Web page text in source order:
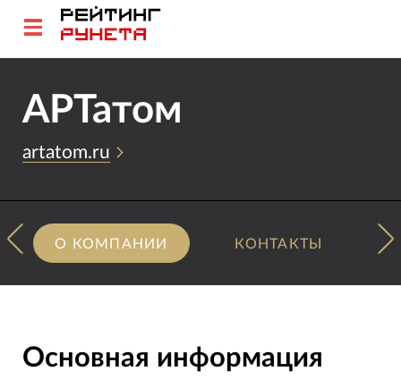
АРТатом
artatom.ru
О КОМПАНИИ КОНТАКТЫ
Основная информация